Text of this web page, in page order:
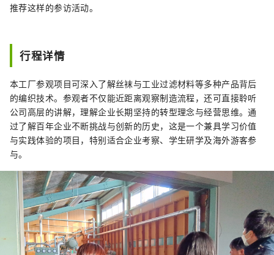
推荐这样的参访活动。
行程详情
本工厂参观项目可深入了解丝袜与工业过滤材料等多种产品背后
的编织技术。参观者不仅能近距离观察制造流程，还可直接聆听
公司高层的讲解，理解企业长期坚持的转型理念与经营思维。通
过了解百年企业不断挑战与创新的历史，这是一个兼具学习价值
与实践体验的项目，特别适合企业考察、学生研学及海外游客参
与。